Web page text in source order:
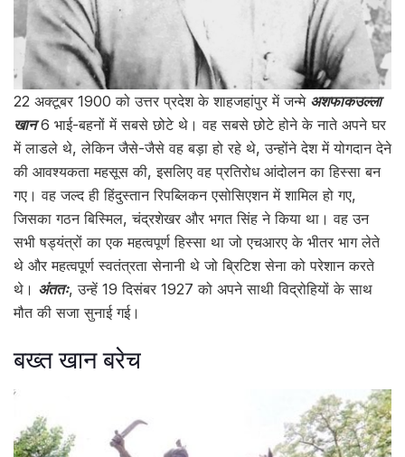
22 अक्टूबर 1900 को उत्तर प्रदेश के शाहजहांपुर में जन्मे अशफाकउल्ला
खान6 भाई-बहनों में सबसे छोटे थे। वह सबसे छोटे होने के नाते अपने घर
में लाडले थे, लेकिन जैसे-जैसे वह बड़ा हो रहे थे, उन्होंने देश में योगदान देने
की आवश्यकता महसूस की, इसलिए वह प्रतिरोध आंदोलन का हिस्सा बन
गए। वह जल्द ही हिंदुस्तान रिपब्लिकन एसोसिएशन में शामिल हो गए,
जिसका गठन बिस्मिल, चंद्रशेखर और भगत सिंह ने किया था। वह उन
सभी षड्यंत्रों का एक महत्वपूर्ण हिस्सा था जो एचआरए के भीतर भाग लेते
थे और महत्वपूर्ण स्वतंत्रता सेनानी थे जो ब्रिटिश सेना को परेशान करते
थे। अंततः, उन्हें 19 दिसंबर 1927 को अपने साथी विद्रोहियों के साथ
मौत की सजा सुनाई गई।
बख्त खान बरेच